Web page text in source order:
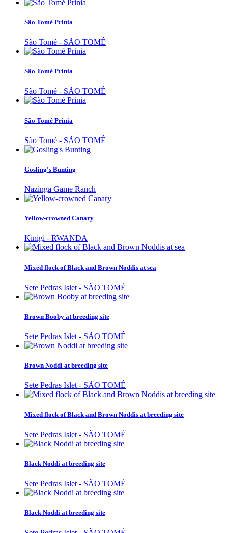
São Tomé Prinia
São Tomé - SÃO TOMÉ
São Tomé Prinia
São Tomé - SÃO TOMÉ
São Tomé Prinia
São Tomé - SÃO TOMÉ
Gosling's Bunting
Nazinga Game Ranch
Yellow-crowned Canary
Kinigi - RWANDA
Mixed flock of Black and Brown Noddis at sea
Sete Pedras Islet - SÃO TOMÉ
Brown Booby at breeding site
Sete Pedras Islet - SÃO TOMÉ
Brown Noddi at breeding site
Sete Pedras Islet - SÃO TOMÉ
Mixed flock of Black and Brown Noddis at breeding site
Sete Pedras Islet - SÃO TOMÉ
Black Noddi at breeding site
Sete Pedras Islet - SÃO TOMÉ
Black Noddi at breeding site